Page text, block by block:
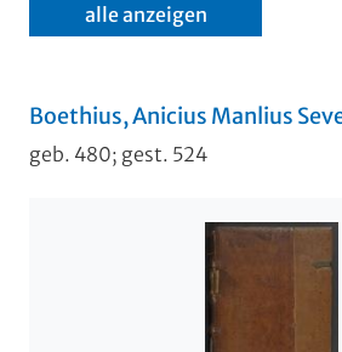
alle anzeigen
Boethius, Anicius Manlius
geb. 480; gest. 524